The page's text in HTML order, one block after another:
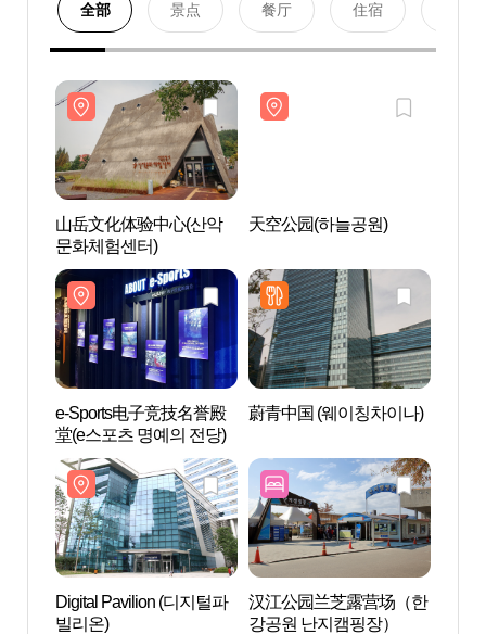
全部 景点 餐厅 住宿
山岳文化体验中心(산악
문화체험센터)
天空公园(하늘공원)
e-Sports电子竞技名誉殿
堂(e스포츠 명예의 전당)
蔚青中国 (웨이칭차이나)
Digital Pavilion (디지털파
빌리온)
汉江公园兰芝露营场（한
강공원 난지캠핑장）